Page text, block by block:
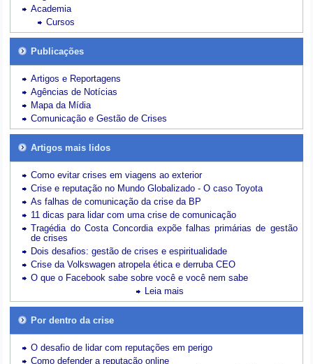
Academia
Cursos
Publicações
Artigos e Reportagens
Agências de Notícias
Mapa da Mídia
Comunicação e Gestão de Crises
Artigos mais lidos
Como evitar crises em viagens ao exterior
Crise e reputação no Mundo Globalizado - O caso Toyota
As falhas de comunicação da crise da BP
11 dicas para lidar com uma crise de comunicação
Tragédia do Costa Concordia expõe falhas primárias de gestão
de crises
Dois desafios: gestão de crises e espiritualidade
Crise da Volkswagen atropela ética e derruba CEO
O que o Facebook sabe sobre você e você nem sabe
Leia mais
Por dentro da crise
O desafio de lidar com reputações em perigo
Como defender a reputação online